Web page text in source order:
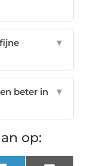
▼
beter in
▼
op: